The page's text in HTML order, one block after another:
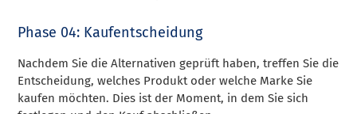
Phase 04: Kaufentscheidung
Nachdem Sie die Alternativen geprüft haben, treffen Sie die
Entscheidung, welches Produkt oder welche Marke Sie
kaufen möchten. Dies ist der Moment, in dem Sie sich